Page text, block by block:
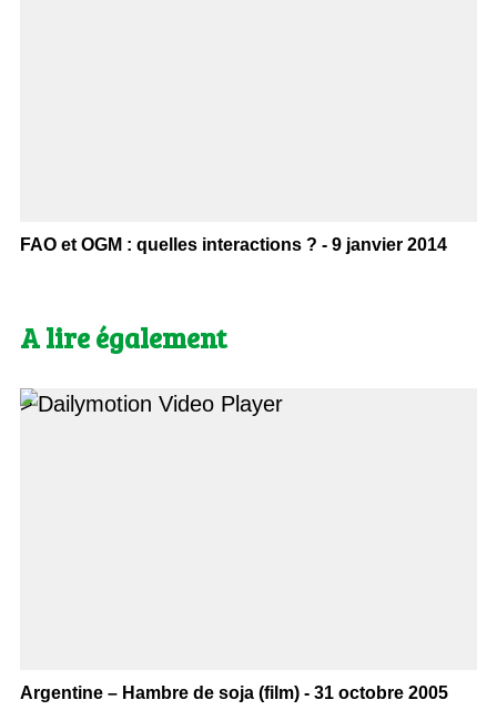
FAO et OGM : quelles interactions ? - 9 janvier 2014
A lire également
>
Argentine – Hambre de soja (film) - 31 octobre 2005